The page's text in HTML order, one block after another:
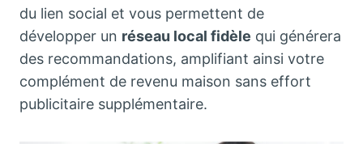
du lien social et vous permettent de
développer un réseau local fidèle qui générera
des recommandations, amplifiant ainsi votre
complément de revenu maison sans effort
publicitaire supplémentaire.